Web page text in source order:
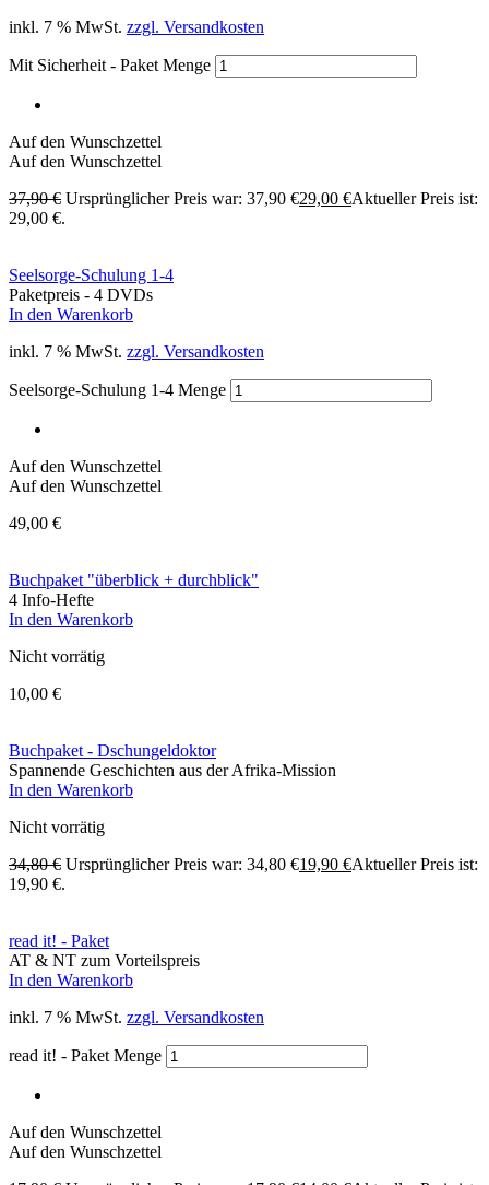
inkl. 7 % MwSt. zzgl. Versandkosten
Mit Sicherheit - Paket Menge
Auf den Wunschzettel
Auf den Wunschzettel
37,90€ Ursprünglicher Preis war: 37,90 €29,00 €Aktueller Preis ist:
29,00 €.
Seelsorge-Schulung 1-4
Paketpreis - 4 DVDs
In den Warenkorb
inkl. 7 % MwSt. zzgl. Versandkosten
Seelsorge-Schulung 1-4 Menge
Auf den Wunschzettel
Auf den Wunschzettel
49,00 €
Buchpaket "überblick + durchblick"
4 Info-Hefte
In den Warenkorb
Nicht vorrätig
10,00 €
Buchpaket - Dschungeldoktor
Spannende Geschichten aus der Afrika-Mission
In den Warenkorb
Nicht vorrätig
34,80€ Ursprünglicher Preis war: 34,80 €19,90 €Aktueller Preis ist:
19,90 €.
read it! - Paket
AT & NT zum Vorteilspreis
In den Warenkorb
inkl. 7 % MwSt. zzgl. Versandkosten
read it! - Paket Menge
Auf den Wunschzettel
Auf den Wunschzettel